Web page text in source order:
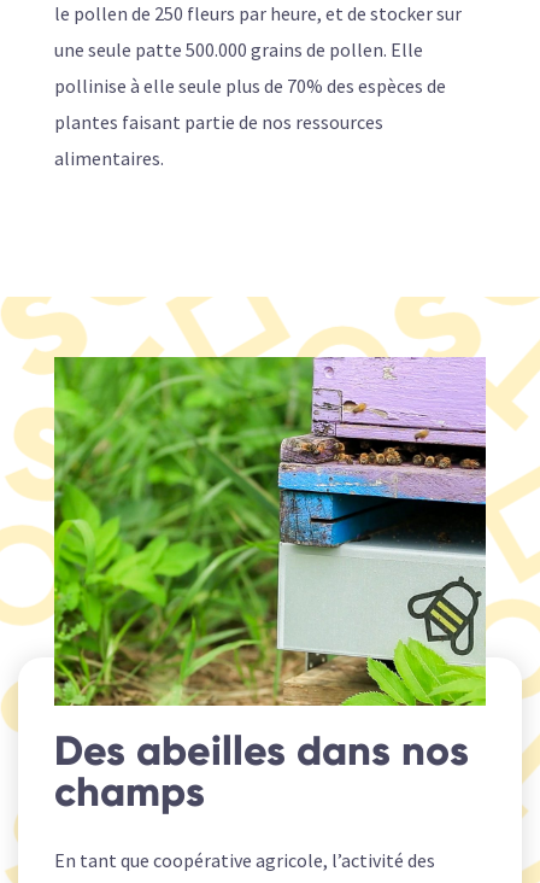
le pollen de 250 fleurs par heure, et de stocker sur
une seule patte 500.000 grains de pollen. Elle
pollinise à elle seule plus de 70% des espèces de
plantes faisant partie de nos ressources
alimentaires.
Des abeilles dans nos
champs
En tant que coopérative agricole, l’activité des